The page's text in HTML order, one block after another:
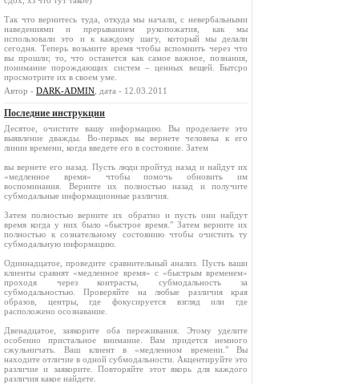
Так что вернитесь туда, откуда мы начали, с невербальными
наведениями и прерыванием рукопожатия, как мы
использовали это и к каждому шагу, который мы делали
сегодня. Теперь возьмите время чтобы вспомнить через что
вы прошли; то, что останется как самое важное, познания,
понимание порождающих систем – ценных вещей. Бытсро
просмотрите их в своем уме.
Автор - DARK-ADMIN , дата - 12.03.2011
Последние инструкции
Десятое, очистите вашу информацию. Вы проделаете это
выявление дважды. Во-первых вы вернете человека к его
линии времени, когда введете его в состояние. Затем
вы вернете его назад. Пусть люди пройтуд назад и найдут их
«медленное время» чтобы помочь обновить им
воспоминания. Верните их полностью назад и получите
субмодальные информационные различия.
Затем полностью верните их обратно и пусть они найдут
время когда у них было «быстрое время." Затем верните их
полностью к сознательному состоянию чтобы очистить ту
субмодальную информацию.
Одиннадцатое, проведите сравнительный анализ. Пусть ваши
клиенты сравнят «медленное время» с «быстрым временем»
проходя через контрасты, субмодальность за
субмодальностью. Проверяйте на любые различия края
образов, центры, где фокусируется взгляд или где
расположено осознавание.
Двенадцатое, заякорите оба переживания. Этому уделите
особенно пристальное внимание. Вам придется немного
сжульничать. Ваш клиент в «медленном времени." Вы
находите отличие в одной субмодальности. Акцентируйте это
различие и заякорите. Повторяйте этот якорь для каждого
различия какое найдете.